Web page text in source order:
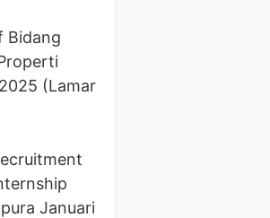
Bidang
(Lamar
Januari